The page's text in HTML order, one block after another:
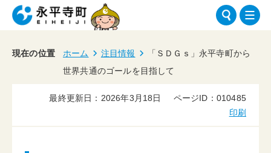
現在の位置 ホーム 注目情報
「ＳＤＧｓ」永平寺町から
世界共通のゴールを目指して
最終更新日：2026年3月18日
ページID：010485
印刷